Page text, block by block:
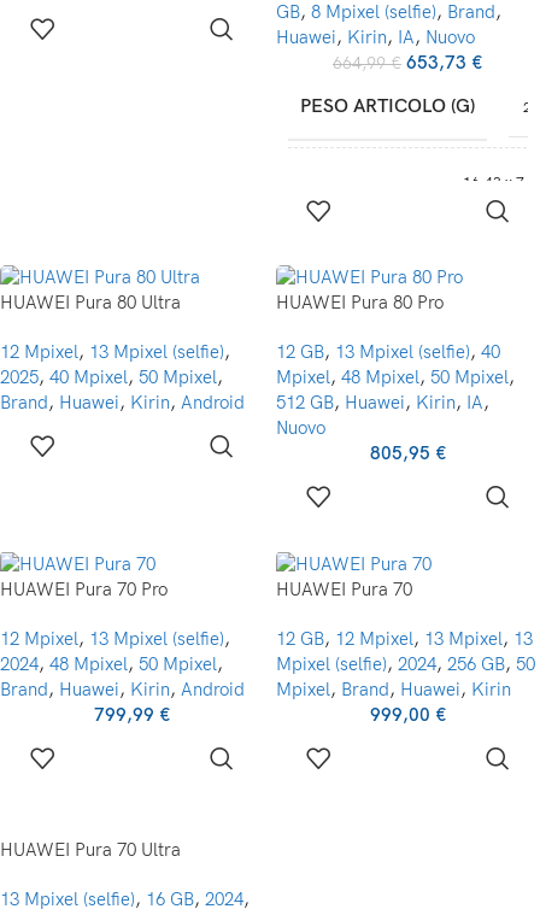
GB, 8 Mpixel (selfie), Brand,
Huawei, Kirin, IA, Nuovo
664,99€ 653,73 €
PESO ARTICOLO (G)
DEL COLLO
16,43 x 7,5
0,78 cm
PILE
1 12V pile
NUMERO MODELLO
ARTICOLO
ALTRE
INTERFACCIA
HUAWEI Pura 80 Ultra
12 Mpixel, 13 Mpixel (selfie),
2025, 40 Mpixel, 50 Mpixel,
Brand , Huawei, Kirin, Android
HUAWEI Pura 80 Pro
12 GB, 13 Mpixel (selfie), 40
Mpixel, 48 Mpixel, 50 Mpixel,
512 GB, Huawei, Kirin, IA,
Nuovo
805,95 €
HUAWEI Pura 70 Pro
12 Mpixel, 13 Mpixel (selfie),
2024, 48 Mpixel, 50 Mpixel,
Brand, Huawei, Kirin, Android
799,99 €
HUAWEI Pura 70
12 GB, 12 Mpixel, 13 Mpixel, 13
Mpixel (selfie), 2024, 256 GB, 50
Mpixel, Brand, Huawei, Kirin
999,00 €
HUAWEI Pura 70 Ultra
13 Mpixel (selfie), 16 GB, 2024,